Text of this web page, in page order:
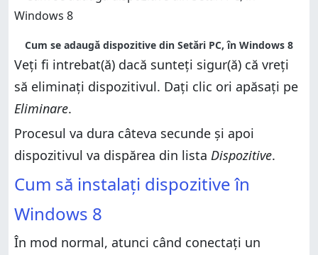
Cum se adaugă dispozitive din Setări PC, în Windows 8
Veți fi intrebat(ă) dacă sunteți sigur(ă) că vreți
să eliminați dispozitivul. Dați clic ori apăsați pe
Eliminare.
Procesul va dura câteva secunde și apoi
dispozitivul va dispărea din lista Dispozitive.
Cum să instalați dispozitive în
Windows 8
În mod normal, atunci când conectați un